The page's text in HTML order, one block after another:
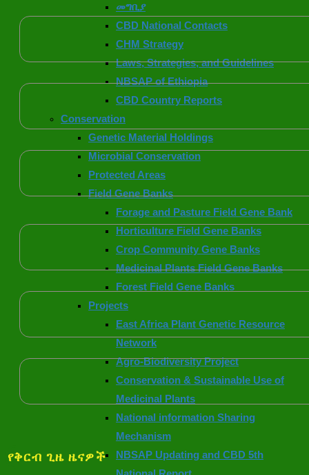
መግቢያ
CBD National Contacts
CHM Strategy
Laws, Strategies, and Guidelines
NBSAP of Ethiopia
CBD Country Reports
Conservation
Genetic Material Holdings
Microbial Conservation
Protected Areas
Field Gene Banks
Forage and Pasture Field Gene Bank
Horticulture Field Gene Banks
Crop Community Gene Banks
Medicinal Plants Field Gene Banks
Forest Field Gene Banks
Projects
East Africa Plant Genetic Resource
Network
Agro-Biodiversity Project
Conservation & Sustainable Use of
Medicinal Plants
National information Sharing
Mechanism
NBSAP Updating and CBD 5th
የቅርብ ጊዜ ዜናዎች